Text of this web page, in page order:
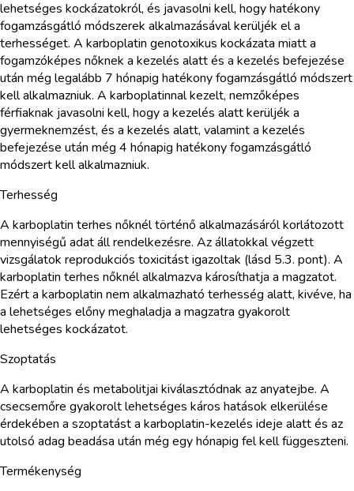
lehetséges kockázatokról, és javasolni kell, hogy hatékony
fogamzásgátló módszerek alkalmazásával kerüljék el a
terhességet. A karboplatin genotoxikus kockázata miatt a
fogamzóképes nőknek a kezelés alatt és a kezelés befejezése
után még legalább 7 hónapig hatékony fogamzásgátló módszert
kell alkalmazniuk. A karboplatinnal kezelt, nemzőképes
férfiaknak javasolni kell, hogy a kezelés alatt kerüljék a
gyermeknemzést, és a kezelés alatt, valamint a kezelés
befejezése után még 4 hónapig hatékony fogamzásgátló
módszert kell alkalmazniuk.
Terhesség
A karboplatin terhes nőknél történő alkalmazásáról korlátozott
mennyiségű adat áll rendelkezésre. Az állatokkal végzett
vizsgálatok reprodukciós toxicitást igazoltak (lásd 5.3. pont). A
karboplatin terhes nőknél alkalmazva károsíthatja a magzatot.
Ezért a karboplatin nem alkalmazható terhesség alatt, kivéve, ha
a lehetséges előny meghaladja a magzatra gyakorolt
lehetséges kockázatot.
Szoptatás
A karboplatin és metabolitjai kiválasztódnak az anyatejbe. A
csecsemőre gyakorolt lehetséges káros hatások elkerülése
érdekében a szoptatást a karboplatin-kezelés ideje alatt és az
utolsó adag beadása után még egy hónapig fel kell függeszteni.
Termékenység